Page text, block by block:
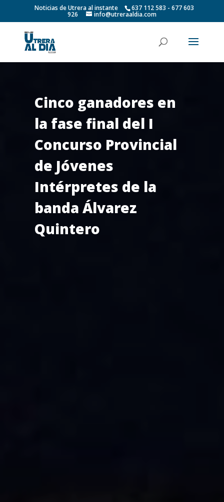
Noticias de Utrera al instante 637 112 583 - 677 603
926 info@utreraaldia.com
Cinco ganadores en
la fase final del I
Concurso Provincial
de Jóvenes
Intérpretes de la
banda Álvarez
Quintero